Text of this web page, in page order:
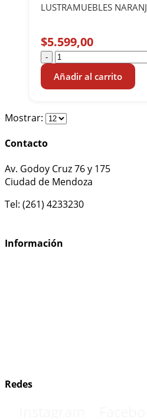
LUSTRAMUEBLES
$5.599,00
-
Añadir al carrito
Mostrar:
Contacto
Av. Godoy Cruz 76 y 175
Ciudad de Mendoza
Tel: (261) 4233230
Información
Redes